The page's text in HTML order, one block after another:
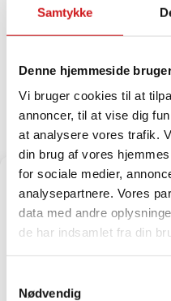
Samtykke
Denne hjemmeside
Vi bruger cookies til at
annoncer, til at vise dig
at analysere vores trafik.
din brug af vores
for sociale medier,
analysepartnere. Vores
data med andre
de har indsamlet fra din
Nødvendig
Administrer
cookies
For at give dig de bedste
gemme og/eller få adgang til
indvirkning på visse funktioner og